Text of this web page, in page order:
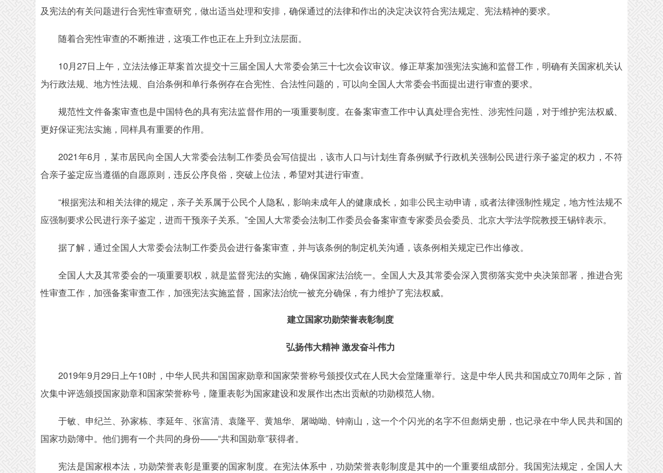
及宪法的有关问题进行合宪性审查研究，做出适当处理和安排，确保通过的法律和作出的决定决议符合宪法规定、宪法精神的要求。
随着合宪性审查的不断推进，这项工作也正在上升到立法层面。
10月27日上午，立法法修正草案首次提交十三届全国人大常委会第三十七次会议审议。修正草案加强宪法实施和监督工作，明确有关国家机关认
为行政法规、地方性法规、自治条例和单行条例存在合宪性、合法性问题的，可以向全国人大常委会书面提出进行审查的要求。
规范性文件备案审查也是中国特色的具有宪法监督作用的一项重要制度。在备案审查工作中认真处理合宪性、涉宪性问题，对于维护宪法权威、
更好保证宪法实施，同样具有重要的作用。
2021年6月，某市居民向全国人大常委会法制工作委员会写信提出，该市人口与计划生育条例赋予行政机关强制公民进行亲子鉴定的权力，不符
合亲子鉴定应当遵循的自愿原则，违反公序良俗，突破上位法，希望对其进行审查。
“根据宪法和相关法律的规定，亲子关系属于公民个人隐私，影响未成年人的健康成长，如非公民主动申请，或者法律强制性规定，地方性法规不
应强制要求公民进行亲子鉴定，进而干预亲子关系。”全国人大常委会法制工作委员会备案审查专家委员会委员、北京大学法学院教授王锡锌表示。
据了解，通过全国人大常委会法制工作委员会进行备案审查，并与该条例的制定机关沟通，该条例相关规定已作出修改。
全国人大及其常委会的一项重要职权，就是监督宪法的实施，确保国家法治统一。全国人大及其常委会深入贯彻落实党中央决策部署，推进合宪
性审查工作，加强备案审查工作，加强宪法实施监督，国家法治统一被充分确保，有力维护了宪法权威。
建立国家功勋荣誉表彰制度
弘扬伟大精神 激发奋斗伟力
2019年9月29日上午10时，中华人民共和国国家勋章和国家荣誉称号颁授仪式在人民大会堂隆重举行。这是中华人民共和国成立70周年之际，首
次集中评选颁授国家勋章和国家荣誉称号，隆重表彰为国家建设和发展作出杰出贡献的功勋模范人物。
于敏、申纪兰、孙家栋、李延年、张富清、袁隆平、黄旭华、屠呦呦、钟南山，这一个个闪光的名字不但彪炳史册，也记录在中华人民共和国的
国家功勋簿中。他们拥有一个共同的身份——“共和国勋章”获得者。
宪法是国家根本法，功勋荣誉表彰是重要的国家制度。在宪法体系中，功勋荣誉表彰制度是其中的一个重要组成部分。我国宪法规定，全国人大